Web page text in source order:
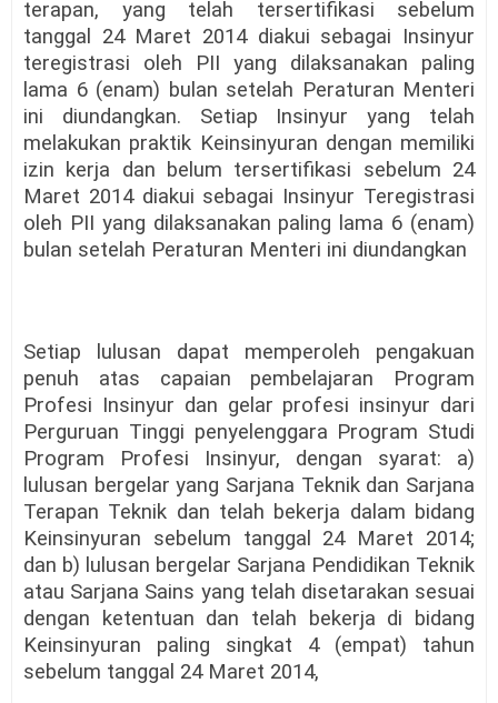
terapan, yang telah tersertifikasi sebelum
tanggal 24 Maret 2014 diakui sebagai Insinyur
teregistrasi oleh PII yang dilaksanakan paling
lama 6 (enam) bulan setelah Peraturan Menteri
ini diundangkan. Setiap Insinyur yang telah
melakukan praktik Keinsinyuran dengan memiliki
izin kerja dan belum tersertifikasi sebelum 24
Maret 2014 diakui sebagai Insinyur Teregistrasi
oleh PII yang dilaksanakan paling lama 6 (enam)
bulan setelah Peraturan Menteri ini diundangkan
Setiap lulusan dapat memperoleh pengakuan
penuh atas capaian pembelajaran Program
Profesi Insinyur dan gelar profesi insinyur dari
Perguruan Tinggi penyelenggara Program Studi
Program Profesi Insinyur, dengan syarat: a)
lulusan bergelar yang Sarjana Teknik dan Sarjana
Terapan Teknik dan telah bekerja dalam bidang
Keinsinyuran sebelum tanggal 24 Maret 2014;
dan b) lulusan bergelar Sarjana Pendidikan Teknik
atau Sarjana Sains yang telah disetarakan sesuai
dengan ketentuan dan telah bekerja di bidang
Keinsinyuran paling singkat 4 (empat) tahun
sebelum tanggal 24 Maret 2014,